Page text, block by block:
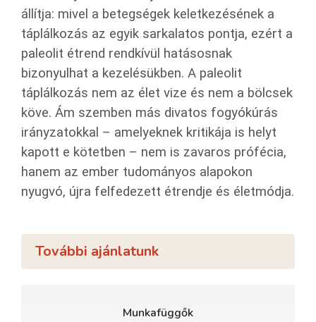
állítja: mivel a betegségek keletkezésének a
táplálkozás az egyik sarkalatos pontja, ezért a
paleolit étrend rendkívül hatásosnak
bizonyulhat a kezelésükben. A paleolit
táplálkozás nem az élet vize és nem a bölcsek
köve. Ám szemben más divatos fogyókúrás
irányzatokkal – amelyeknek kritikája is helyt
kapott e kötetben – nem is zavaros prófécia,
hanem az ember tudományos alapokon
nyugvó, újra felfedezett étrendje és életmódja.
További ajánlatunk
Munkafüggők